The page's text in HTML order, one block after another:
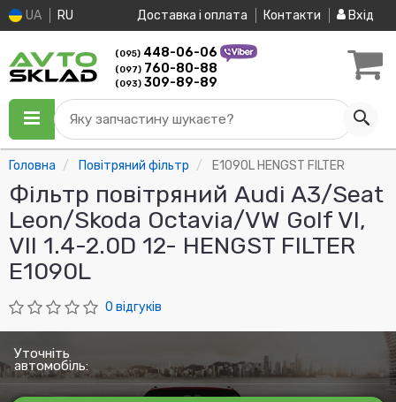
UA RU Доставка і оплата Контакти Вхід
(095) 448-06-06
(097) 760-80-88
(093) 309-89-89
Яку запчастину шукаєте?
Головна Повітряний фільтр E1090L HENGST FILTER
Фільтр повітряний Audi A3/Seat
Leon/Skoda Octavia/VW Golf VI,
VII 1.4-2.0D 12- HENGST FILTER
E1090L
0 відгуків
Уточніть
автомобіль: